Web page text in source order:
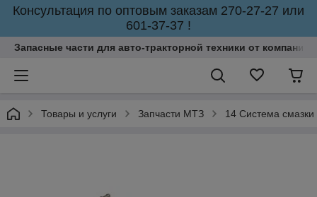
Консультация по оптовым заказам 270-27-27 или
601-37-37 !
Запасные части для авто-тракторной техники от
Товары и услуги Запчасти МТЗ 14 Система смазки